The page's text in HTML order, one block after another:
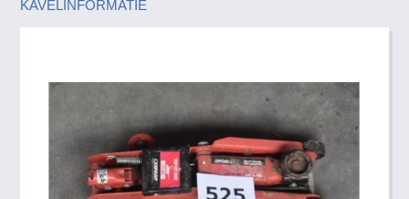
KAVELINFORMATIE